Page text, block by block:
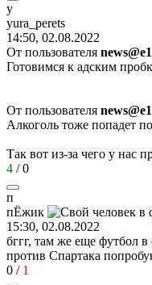
y
yura_perets
14:50, 02.08.2022
От пользователя
Готовимся к адским
От пользователя
Алкоголь тоже попадет
Так вот из-за чего у нас
4 /0
п
пЁжик
15:30, 02.08.2022
бггг, там же еще футбол в
против Спартака
0 / 1